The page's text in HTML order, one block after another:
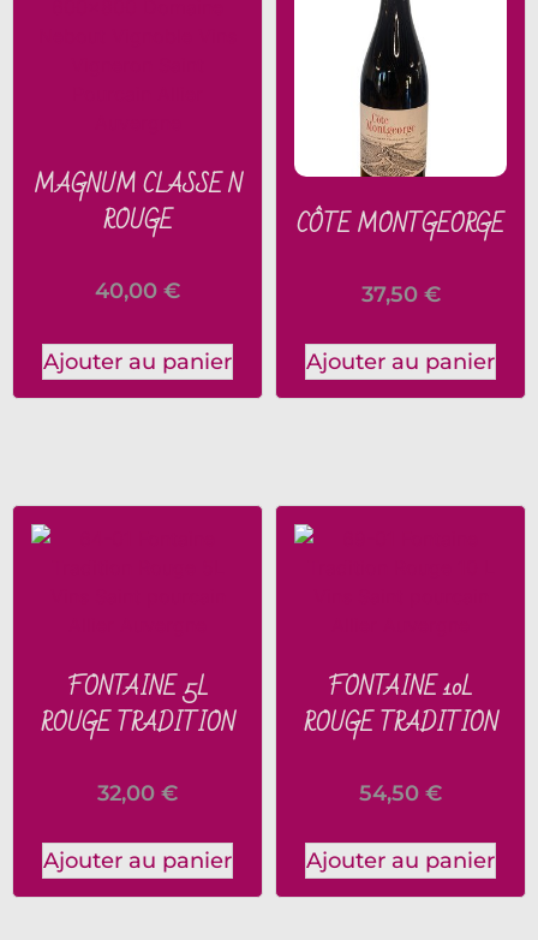
MAGNUM CLASSE N
ROUGE
40,00 €
Ajouter au panier
CÔTE MONTGEORGE
37,50 €
Ajouter au panier
FONTAINE 5L
ROUGE TRADITION
32,00 €
Ajouter au panier
FONTAINE 10L
ROUGE TRADITION
54,50 €
Ajouter au panier